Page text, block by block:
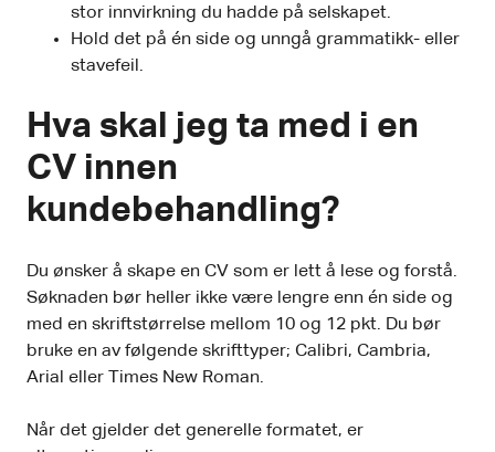
stor innvirkning du hadde på selskapet.
Hold det på én side og unngå grammatikk- eller
stavefeil.
Hva skal jeg ta med i en
CV innen
kundebehandling?
Du ønsker å skape en CV som er lett å lese og forstå.
Søknaden bør heller ikke være lengre enn én side og
med en skriftstørrelse mellom 10 og 12 pkt. Du bør
bruke en av følgende skrifttyper; Calibri, Cambria,
Arial eller Times New Roman.
Når det gjelder det generelle formatet, er